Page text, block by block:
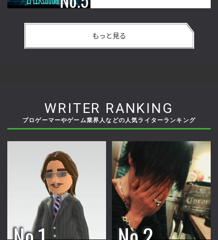
もっと見る
WRITER RANKING
プロゲーマーやゲーム業界人などの人気ライターランキング